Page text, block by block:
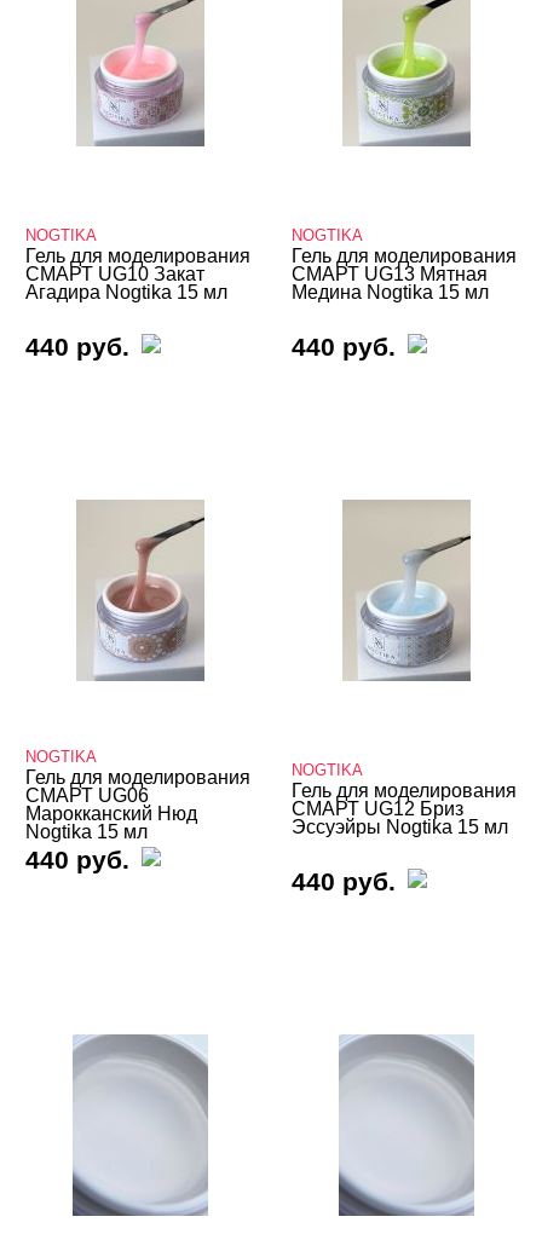
HOLY MOLLY
Imen
Iris'k Professional
Kodi
Lacome
Lunail
NAIL MODA
Nail Republic
Nano Professional
Nogtika
One Nail
ParisNail
Patrisa Nail
SOTA
Опция
NOGTIKA
Гель для моделирования
СМАРТ UG10 Закат
Агадира Nogtika 15 мл
440 руб.
NOGTIKA
Гель для моделирования
СМАРТ UG13 Мятная
Медина Nogtika 15 мл
440 руб.
NOGTIKA
Гель для моделирования
СМАРТ UG06
Марокканский Нюд
Nogtika 15 мл
440 руб.
NOGTIKA
Гель для моделирования
СМАРТ UG12 Бриз
Эссуэйры Nogtika 15 мл
440 руб.